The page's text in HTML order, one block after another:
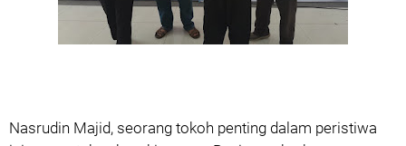
Nasrudin Majid, seorang tokoh penting dalam peristiwa